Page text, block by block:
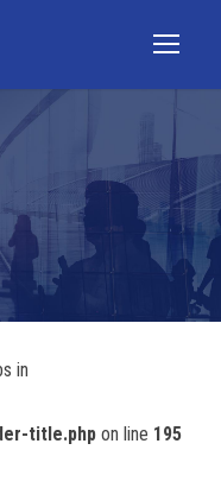
in
title.php on line 195